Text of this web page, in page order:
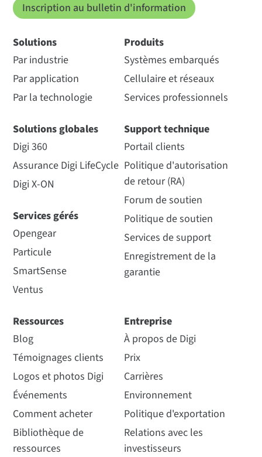
Inscription au bulletin d'information
Solutions
Par industrie
Par application
Par la technologie
Solutions globales
Digi 360
Assurance Digi LifeCycle
Digi X-ON
Services gérés
Opengear
Particule
SmartSense
Ventus
Produits
Systèmes embarqués
Cellulaire et réseaux
Services professionnels
Support technique
Portail clients
Politique d'autorisation
de retour (RA)
Forum de soutien
Politique de soutien
Services de support
Enregistrement de la
garantie
Ressources
Blog
Témoignages clients
Logos et photos Digi
Événements
Comment acheter
Bibliothèque de
ressources
Entreprise
À propos de Digi
Prix
Carrières
Environnement
Politique d'exportation
Relations avec les
investisseurs